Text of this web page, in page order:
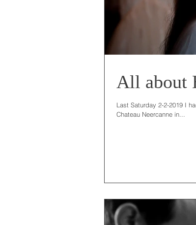
All about
Last Saturday 2-2-2019 I
Chateau Neercanne in...